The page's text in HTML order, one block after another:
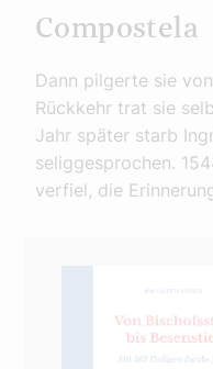
Compostela
Dann pilgerte sie
Rückkehr trat sie
Jahr später starb
seliggesprochen.
verfiel, die